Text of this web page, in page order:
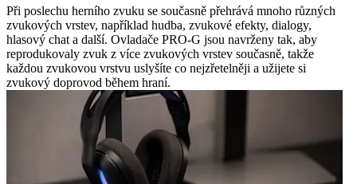
Při poslechu herního zvuku se současně přehrává mnoho různých
zvukových vrstev, například hudba, zvukové efekty, dialogy,
hlasový chat a další. Ovladače PRO-G jsou navrženy tak, aby
reprodukovaly zvuk z více zvukových vrstev současně, takže
každou zvukovou vrstvu uslyšíte co nejzřetelněji a užijete si
zvukový doprovod během hraní.